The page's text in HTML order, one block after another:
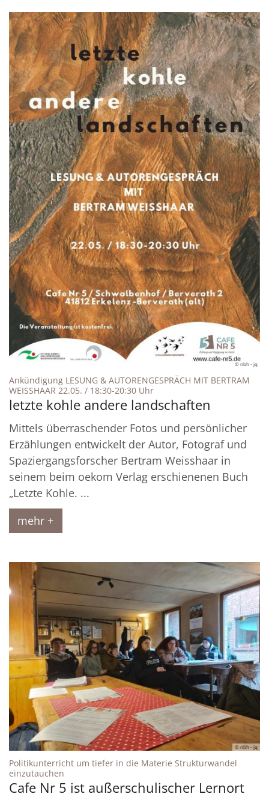
© nbh - jq
Ankündigung LESUNG & AUTORENGESPRÄCH MIT BERTRAM
WEISSHAAR 22.05. / 18:30-20:30 Uhr:
letzte kohle andere landschaften
Mittels überraschender Fotos und persönlicher
Erzählungen entwickelt der Autor, Fotograf und
Spaziergangsforscher Bertram Weisshaar in
seinem beim oekom Verlag erschienenen Buch
„Letzte Kohle. ...
mehr +
© nbh - jq
Politikunterricht um tiefer in die Materie Strukturwandel
einzutauchen
Cafe Nr 5 ist außerschulischer Lernort